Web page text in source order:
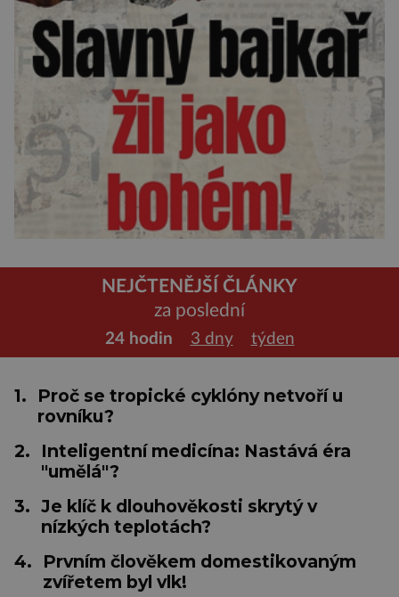
NEJČTENĚJŠÍ ČLÁNKY
za poslední
24 hodin 3 dny týden
1.
Proč se tropické cyklóny netvoří u
rovníku?
2.
Inteligentní medicína: Nastává éra
"umělá"?
3. Je klíč k dlouhověkosti skrytý v
nízkých teplotách?
4.
Prvním člověkem domestikovaným
zvířetem byl vlk!